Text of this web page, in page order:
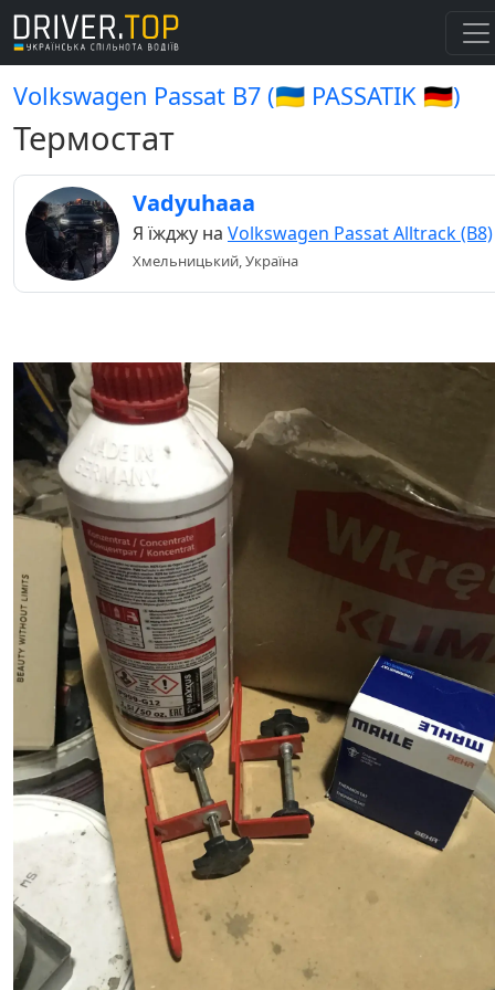
Volkswagen Passat B7 (🇺🇦 PASSATIK 🇩🇪)
Термостат
Vadyuhaaa
Я їжджу на Volkswagen Passat Alltrack (B8)
Хмельницький, Україна